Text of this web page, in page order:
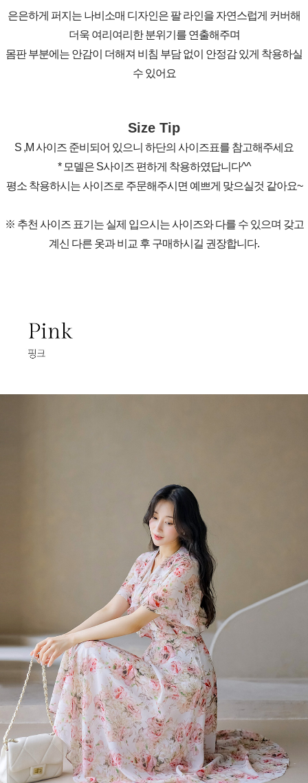
은은하게 퍼지는 나비소매 디자인은 팔 라인을 자연스럽게 커버해
더욱 여리여리한 분위기를 연출해주며
몸판 부분에는 안감이 더해져 비침 부담 없이 안정감 있게 착용하실
수 있어요
Size Tip
S ,M 사이즈 준비되어 있으니 하단의 사이즈표를 참고해주세요
* 모델은 S사이즈 편하게 착용하였답니다^^
평소 착용하시는 사이즈로 주문해주시면 예쁘게 맞으실것 같아요~
※ 추천 사이즈 표기는 실제 입으시는 사이즈와 다를 수 있으며 갖고
계신 다른 옷과 비교 후 구매하시길 권장합니다.